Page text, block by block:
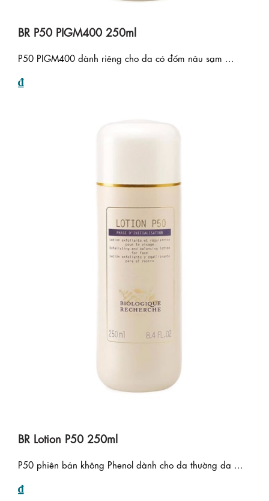
BR P50 PIGM400 250ml
P50 PIGM400 dành riêng cho da có đốm nâu sạm ...
₫
BR Lotion P50 250ml
P50 phiên bản không Phenol dành cho da thường da ...
₫